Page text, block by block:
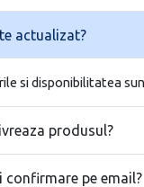
actualizat?
si disponibilitatea
produsul?
confirmare pe email?